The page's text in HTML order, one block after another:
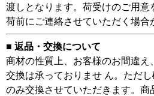
渡しとなります。荷受けのご用意
荷前にご連絡させていただく場合
■ 返品・交換について
商材の性質上、お客様のお間違え
交換は承っておりませ ん。ただ
のみ交換させていただきます。商